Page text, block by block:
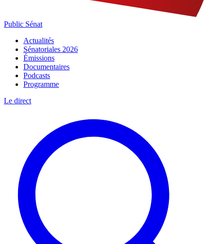
Public Sénat
Actualités
Sénatoriales 2026
Émissions
Documentaires
Podcasts
Programme
Le direct